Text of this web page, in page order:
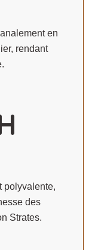
en
rendant
polyvalente,
des
Strates.